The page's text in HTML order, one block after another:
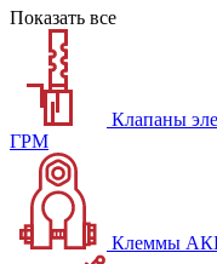
Показать все
Клапаны
ГРМ
Клеммы